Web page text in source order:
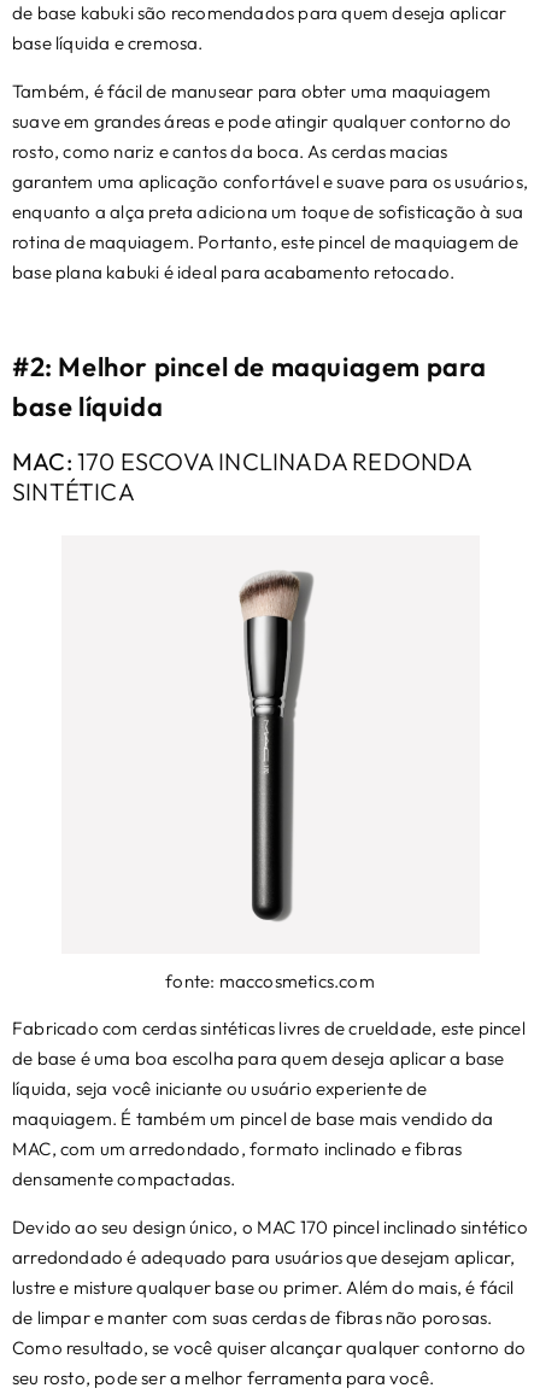
de base kabuki são recomendados para quem deseja aplicar
base líquida e cremosa.
Também, é fácil de manusear para obter uma maquiagem
suave em grandes áreas e pode atingir qualquer contorno do
rosto, como nariz e cantos da boca. As cerdas macias
garantem uma aplicação confortável e suave para os usuários,
enquanto a alça preta adiciona um toque de sofisticação à sua
rotina de maquiagem. Portanto, este pincel de maquiagem de
base plana kabuki é ideal para acabamento retocado.
#2: Melhor pincel de maquiagem para
base líquida
MAC: 170 ESCOVA INCLINADA REDONDA
SINTÉTICA
fonte: maccosmetics.com
Fabricado com cerdas sintéticas livres de crueldade, este pincel
de base é uma boa escolha para quem deseja aplicar a base
líquida, seja você iniciante ou usuário experiente de
maquiagem. É também um pincel de base mais vendido da
MAC, com um arredondado, formato inclinado e fibras
densamente compactadas.
Devido ao seu design único, o MAC 170 pincel inclinado sintético
arredondado é adequado para usuários que desejam aplicar,
lustre e misture qualquer base ou primer. Além do mais, é fácil
de limpar e manter com suas cerdas de fibras não porosas.
Como resultado, se você quiser alcançar qualquer contorno do
seu rosto, pode ser a melhor ferramenta para você.